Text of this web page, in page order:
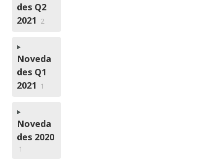
des Q2
2021 2
Noveda
des Q1
2021 1
Noveda
des 2020
1